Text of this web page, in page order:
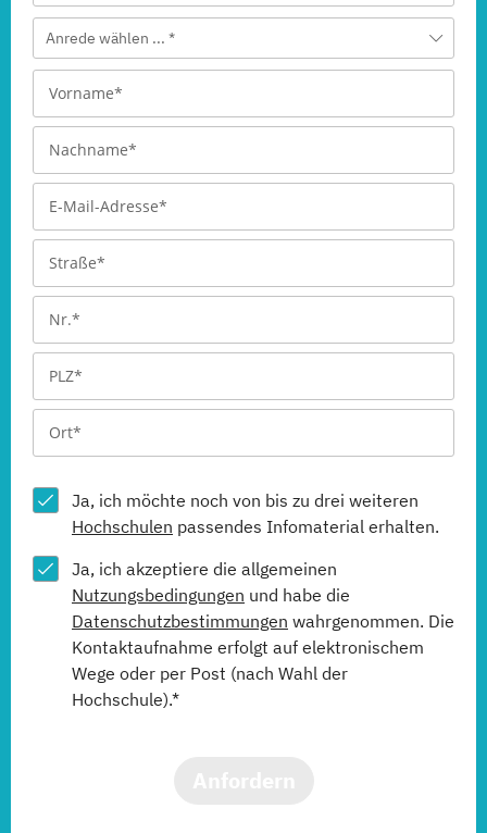
Anrede wählen ... *
Ja, ich möchte noch von bis zu drei weiteren
Hochschulen passendes Infomaterial erhalten.
Ja, ich akzeptiere die allgemeinen
Nutzungsbedingungen und habe die
Datenschutzbestimmungen wahrgenommen. Die
Kontaktaufnahme erfolgt auf elektronischem
Wege oder per Post (nach Wahl der
Hochschule).*